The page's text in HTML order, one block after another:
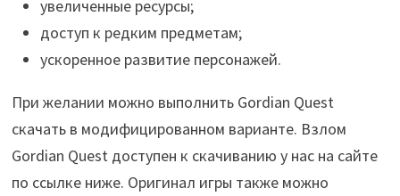
увеличенные ресурсы;
доступ к редким предметам;
ускоренное развитие персонажей.
При желании можно выполнить Gordian Quest
скачать в модифицированном варианте. Взлом
Gordian Quest доступен к скачиванию у нас на сайте
по ссылке ниже. Оригинал игры также можно